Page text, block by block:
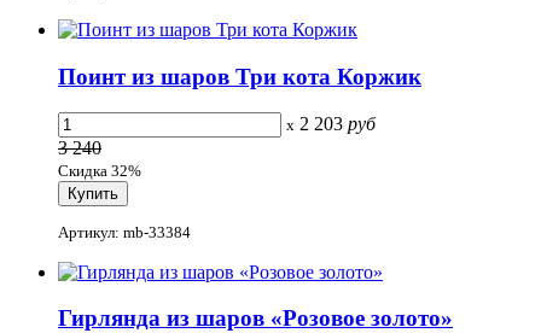
Поинт из шаров Три кота Коржик
x 2 203 руб
3 240
Скидка 32%
Артикул: mb-33384
Гирлянда из шаров «Розовое золото»